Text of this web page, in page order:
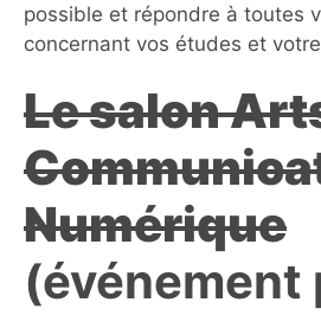
possible et répondre à toutes
concernant vos études et
Le salon
Numérique
(événement